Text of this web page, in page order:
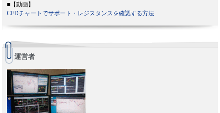
■【動画】
CFDチャートでサポート・レジスタンスを確認する方法
運営者